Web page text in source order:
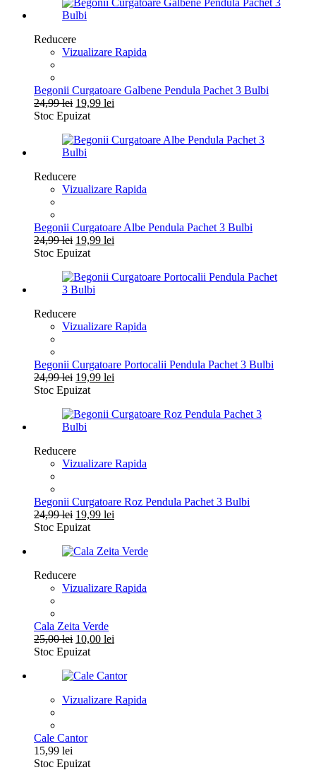
Reducere
Vizualizare Rapida
Begonii Curgatoare Galbene Pendula Pachet 3 Bulbi
24,99lei Prețul
inițial
fost:
24,99 lei.
19,99 lei
19,99 lei.
Stoc Epuizat
Reducere
Vizualizare Rapida
Begonii Curgatoare Albe Pendula Pachet 3 Bulbi
24,99lei Prețul
inițial
fost:
24,99 lei.
19,99 lei
19,99 lei.
Stoc Epuizat
Reducere
Vizualizare Rapida
Begonii Curgatoare Portocalii Pendula Pachet 3 Bulbi
24,99lei Prețul
inițial
fost:
24,99 lei.
19,99 lei
19,99 lei.
Stoc Epuizat
Reducere
Vizualizare Rapida
Begonii Curgatoare Roz Pendula Pachet 3 Bulbi
24,99lei Prețul
inițial
fost:
19,99 lei
19,99 lei.
Stoc Epuizat
Reducere
Vizualizare Rapida
Cala Zeita Verde
25,00lei Prețul
inițial
fost:
10,00 lei
10,00 lei.
Stoc Epuizat
Vizualizare Rapida
Cale Cantor
15,99 lei
Stoc Epuizat